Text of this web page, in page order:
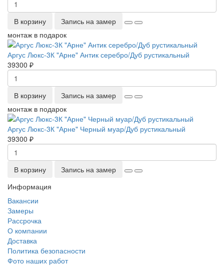
В корзину
Запись на замер
монтаж в подарок
Аргус Люкс-3К "Арне" Антик серебро/Дуб рустикальный
39300 ₽
В корзину
Запись на замер
монтаж в подарок
Аргус Люкс-3К "Арне" Черный муар/Дуб рустикальный
39300 ₽
В корзину
Запись на замер
Информация
Вакансии
Замеры
Рассрочка
О компании
Доставка
Политика безопасности
Фото наших работ